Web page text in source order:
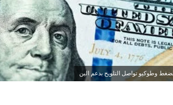
وطوكيو تواصل التلويح بدعم الين